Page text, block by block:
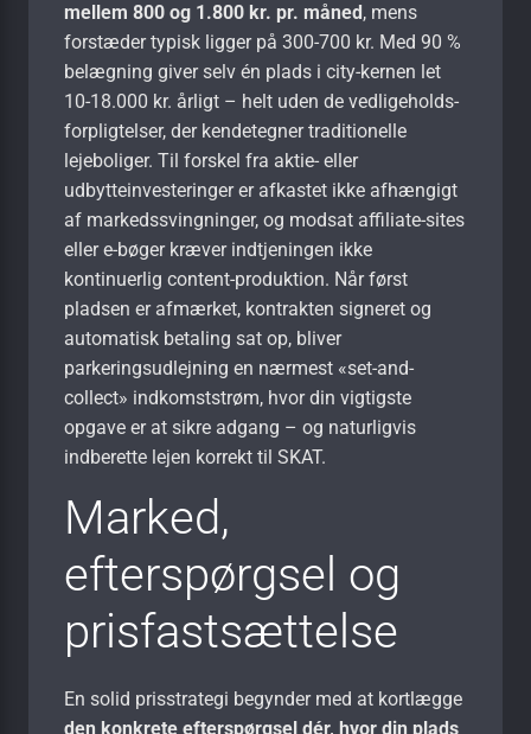
mellem 800 og 1.800 kr. pr. måned , mens
forstæder typisk ligger på 300-700 kr. Med 90 %
belægning giver selv én plads i city-kernen let
10-18.000 kr. årligt – helt uden de vedligeholds­
forpligtelser, der kendetegner traditionelle
lejeboliger. Til forskel fra aktie- eller
udbytteinvesteringer er afkastet ikke afhængigt
af markedssvingninger, og modsat affiliate-sites
eller e-bøger kræver indtjeningen ikke
kontinuerlig content-produktion. Når først
pladsen er afmærket, kontrakten signeret og
automatisk betaling sat op, bliver
parkeringsudlejning en nærmest «set-and-
collect» indkomststrøm, hvor din vigtigste
opgave er at sikre adgang – og naturligvis
indberette lejen korrekt til SKAT.
Marked,
efterspørgsel og
prisfastsættelse
En solid prisstrategi begynder med at kortlægge
den konkrete efterspørgsel dér, hvor din plads